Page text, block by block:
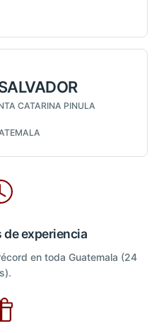
CATARINA PINULA
de experiencia
en toda Guatemala (24